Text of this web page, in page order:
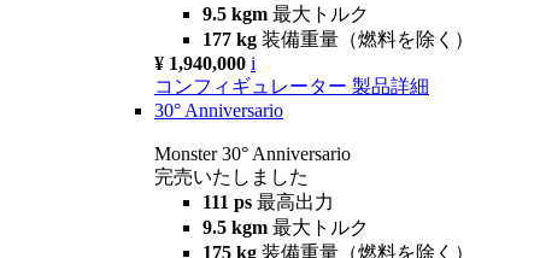
9.5 kgm 最大トルク
177 kg 装備重量（燃料を除く）
¥ 1,940,000 i
コンフィギュレーター 製品詳細
30° Anniversario
Monster 30° Anniversario
完売いたしました
111 ps 最高出力
9.5 kgm 最大トルク
175 kg 装備重量（燃料を除く）